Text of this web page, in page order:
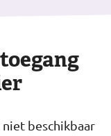
niet beschikbaar